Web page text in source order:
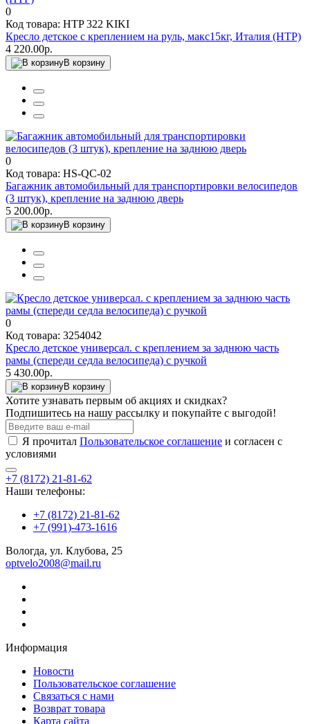
0
Код товара: HTP 322 KIKI
Кресло детское с креплением на руль, макс15кг, Италия (HTP)
4 220.00р.
В корзину
0
Код товара: HS-QC-02
Багажник автомобильный для транспортировки велосипедов
(3 штук), крепление на заднюю дверь
5 200.00р.
В корзину
0
Код товара: 3254042
Кресло детское универсал. с креплением за заднюю часть
рамы (спереди седла велосипеда) с ручкой
5 430.00р.
В корзину
Хотите узнавать первым об акциях и скидках?
Подпишитесь на нашу рассылку и покупайте с выгодой!
Я прочитал Пользовательское соглашение и согласен с
условиями
+7 (8172) 21-81-62
Наши телефоны:
+7 (8172) 21-81-62
+7 (991)-473-1616
Вологда, ул. Клубова, 25
optvelo2008@mail.ru
Информация
Новости
Пользовательское соглашение
Связаться с нами
Возврат товара
Карта сайта